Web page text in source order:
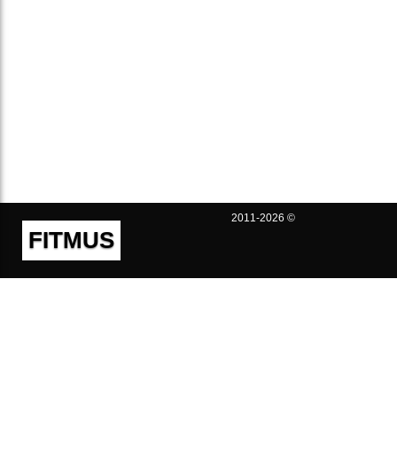
FITMUS
2011-2026 ©